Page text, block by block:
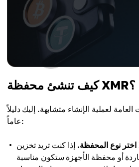
كيف تنشئ محفظة XMR؟
لعملية الإنشاء متشابهة. إليك دليلاً
عاماً:
اختر نوع المحفظة. إذا كنت تريد تخزين XMR على المدى
أو محفظة الأجهزة ستكون مناسبة